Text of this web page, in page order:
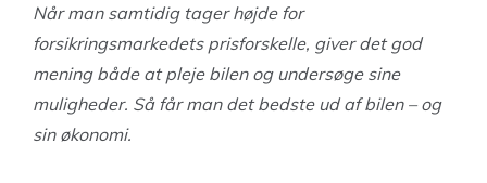
Når man samtidig tager højde for
forsikringsmarkedets prisforskelle, giver det god
mening både at pleje bilen og undersøge sine
muligheder. Så får man det bedste ud af bilen – og
sin økonomi.